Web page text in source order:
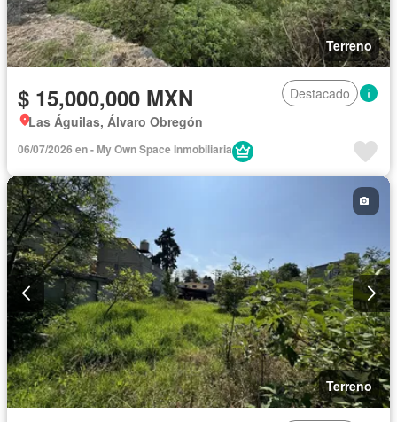
Terreno
$ 15,000,000 MXN
Destacado
Las Águilas, Álvaro Obregón
06/07/2026 en - My Own Space Inmobiliaria
Terreno